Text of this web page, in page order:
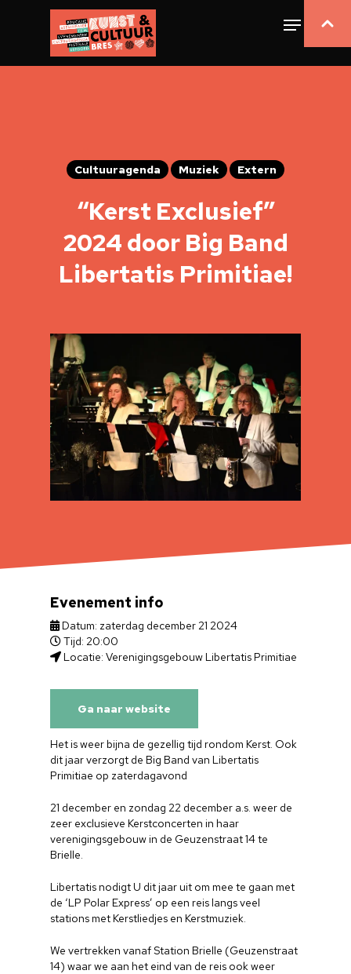
Cultuuragenda Muziek Extern
“Kerst Exclusief”
2024 door Big Band
Libertatis Primitiae!
Het is weer bijna de gezellig tijd rondom Kerst. Ook
dit jaar verzorgt de Big Band van Libertatis
Primitiae op zaterdagavond
21 december en zondag 22 december a.s. weer de
zeer exclusieve Kerstconcerten in haar
verenigingsgebouw in de Geuzenstraat 14 te
Brielle.
Libertatis nodigt U dit jaar uit om mee te gaan met
de ‘LP Polar Express’ op een reis langs veel
stations met Kerstliedjes en Kerstmuziek.
We vertrekken vanaf Station Brielle (Geuzenstraat
14) waar we aan het eind van de reis ook weer
Evenement info
Datum: zaterdag december 21 2024
Tijd: 20:00
Locatie: Verenigingsgebouw Libertatis Primitiae
Ga naar website